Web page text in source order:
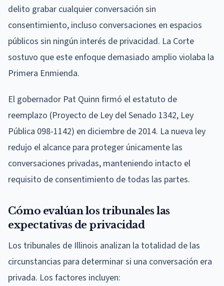
delito grabar cualquier conversación sin
consentimiento, incluso conversaciones en espacios
públicos sin ningún interés de privacidad. La Corte
sostuvo que este enfoque demasiado amplio violaba la
Primera Enmienda.
El gobernador Pat Quinn firmó el estatuto de
reemplazo (Proyecto de Ley del Senado 1342, Ley
Pública 098-1142) en diciembre de 2014. La nueva ley
redujo el alcance para proteger únicamente las
conversaciones privadas, manteniendo intacto el
requisito de consentimiento de todas las partes.
Cómo evalúan los tribunales las
expectativas de privacidad
Los tribunales de Illinois analizan la totalidad de las
circunstancias para determinar si una conversación era
privada. Los factores incluyen: